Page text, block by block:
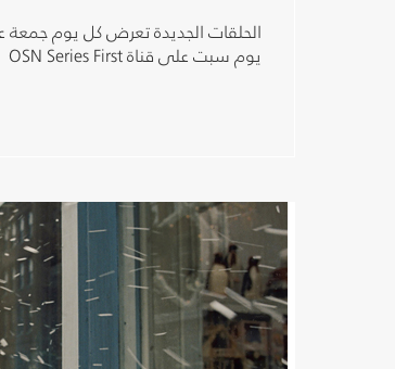
يوم سبت على قناة OSN Series First